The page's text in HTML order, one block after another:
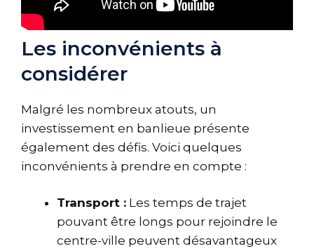
Les inconvénients à
considérer
Malgré les nombreux atouts, un
investissement en banlieue présente
également des défis. Voici quelques
inconvénients à prendre en compte :
Transport : Les temps de trajet
pouvant être longs pour rejoindre le
centre-ville peuvent désavantageux